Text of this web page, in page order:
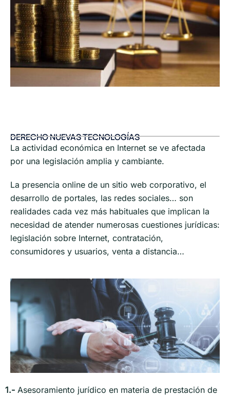
DERECHO NUEVAS TECNOLOGÍAS
La actividad económica en Internet se ve afectada
por una legislación amplia y cambiante.
La presencia online de un sitio web corporativo, el
desarrollo de portales, las redes sociales… son
realidades cada vez más habituales que implican la
necesidad de atender numerosas cuestiones jurídicas:
legislación sobre Internet, contratación,
consumidores y usuarios, venta a distancia…
1.- Asesoramiento jurídico en materia de prestación de